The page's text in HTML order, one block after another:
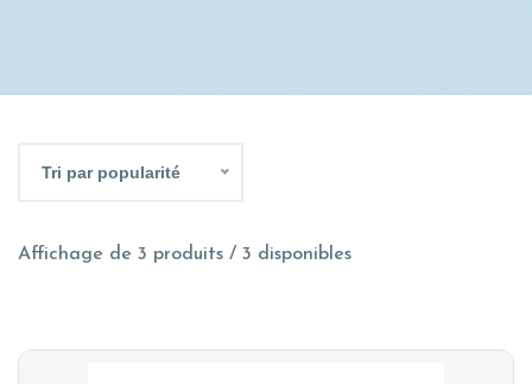
Tri par popularité
Affichage de 3 produits / 3 disponibles